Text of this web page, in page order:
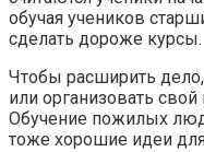
обучая учеников
сделать дороже курсы.
Чтобы расширить
или организовать
Обучение пожилых
тоже хорошие идеи